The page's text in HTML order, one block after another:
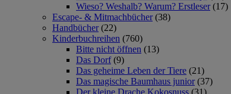
Wieso? Weshalb? Warum? Erstleser (17)
Escape- & Mitmachbücher (38)
Handbücher (22)
Kinderbuchreihen (760)
Bitte nicht öffnen (13)
Das Dorf (9)
Das geheime Leben der Tiere (21)
Das magische Baumhaus junior (37)
Der kleine Drache Kokosnuss (31)